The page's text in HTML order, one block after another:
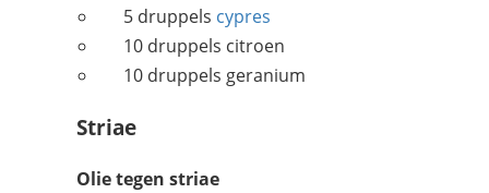
5 druppels cypres
10 druppels citroen
10 druppels geranium
Striae
Olie tegen striae